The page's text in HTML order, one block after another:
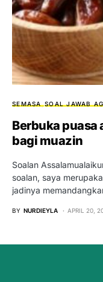
SEMASA SOAL JAWAB
Berbuka puasa
bagi muazin
Soalan
soalan, saya
jadinya
BY NURDIEYLA APRIL 20,